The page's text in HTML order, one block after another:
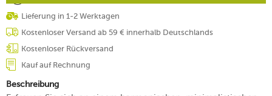
Lieferung in 1-2 Werktagen
Kostenloser Versand ab 59 € innerhalb Deutschlands
Kostenloser Rückversand
Kauf auf Rechnung
Beschreibung